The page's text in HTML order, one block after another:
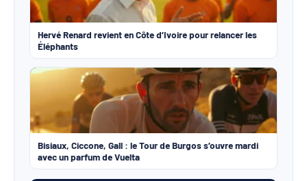
Hervé Renard revient en Côte d’Ivoire pour relancer les
Éléphants
Bisiaux, Ciccone, Gall : le Tour de Burgos s’ouvre mardi
avec un parfum de Vuelta